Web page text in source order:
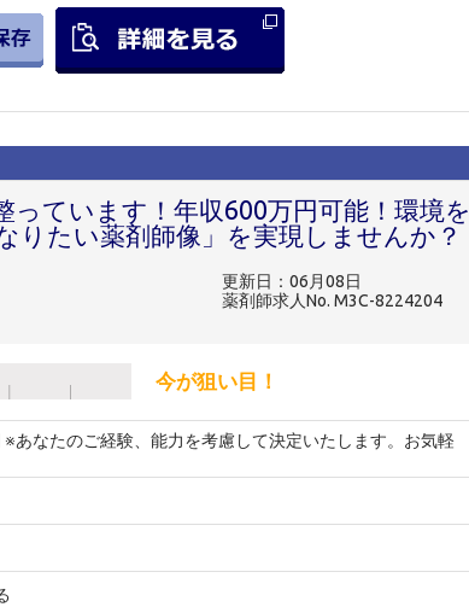
っています！年収600万円可能！環境を
りたい薬剤師像」を実現しませんか？
更新日：06月08日
薬剤師求人No. M3C-8224204
今が狙い目！
あなたのご経験、能力を考慮して決定いたします。お気軽